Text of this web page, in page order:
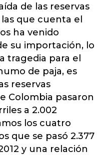
de las reservas
que cuenta el
ha venido
su importación, lo
tragedia para el
de paja, es
reservas
Colombia pasaron
a 2.002
los cuatro
que se pasó 2.377
y una relación